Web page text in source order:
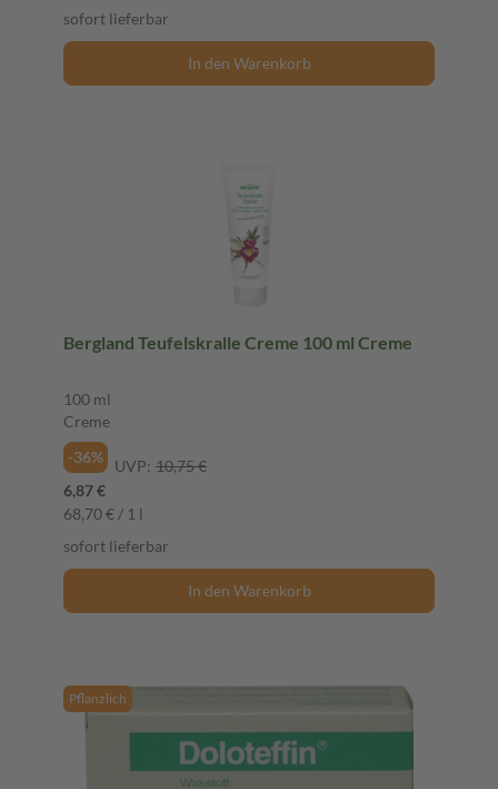
sofort lieferbar
In den Warenkorb
Bergland Teufelskralle Creme 100 ml Creme
100 ml
Creme
-36%
UVP: 10,75 €
6,87 €
68,70 € / 1 l
sofort lieferbar
In den Warenkorb
Pflanzlich